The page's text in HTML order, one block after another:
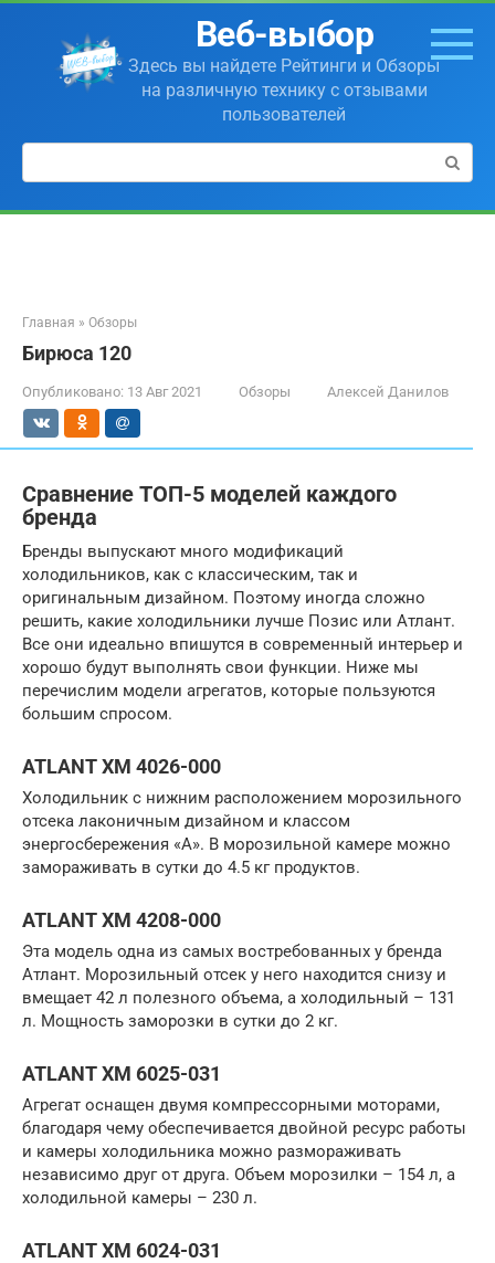
Перейти
контенту
Веб-выбор
Здесь вы найдете Рейтинги и Обзоры
на различную технику с отзывами
пользователей
Поиск:
Главная » Обзоры
Бирюса 120
Опубликовано: 13 Авг 2021 Обзоры Алексей Данилов
Сравнение ТОП-5 моделей каждого
бренда
Бренды выпускают много модификаций
холодильников, как с классическим, так и
оригинальным дизайном. Поэтому иногда сложно
решить, какие холодильники лучше Позис или Атлант.
Все они идеально впишутся в современный интерьер и
хорошо будут выполнять свои функции. Ниже мы
перечислим модели агрегатов, которые пользуются
большим спросом.
ATLANT ХМ 4026-000
Холодильник с нижним расположением морозильного
отсека лаконичным дизайном и классом
энергосбережения «А». В морозильной камере можно
замораживать в сутки до 4.5 кг продуктов.
ATLANT ХМ 4208-000
Эта модель одна из самых востребованных у бренда
Атлант. Морозильный отсек у него находится снизу и
вмещает 42 л полезного объема, а холодильный – 131
л. Мощность заморозки в сутки до 2 кг.
ATLANT ХМ 6025-031
Агрегат оснащен двумя компрессорными моторами,
благодаря чему обеспечивается двойной ресурс работы
и камеры холодильника можно размораживать
независимо друг от друга. Объем морозилки – 154 л, а
холодильной камеры – 230 л.
ATLANT ХМ 6024-031